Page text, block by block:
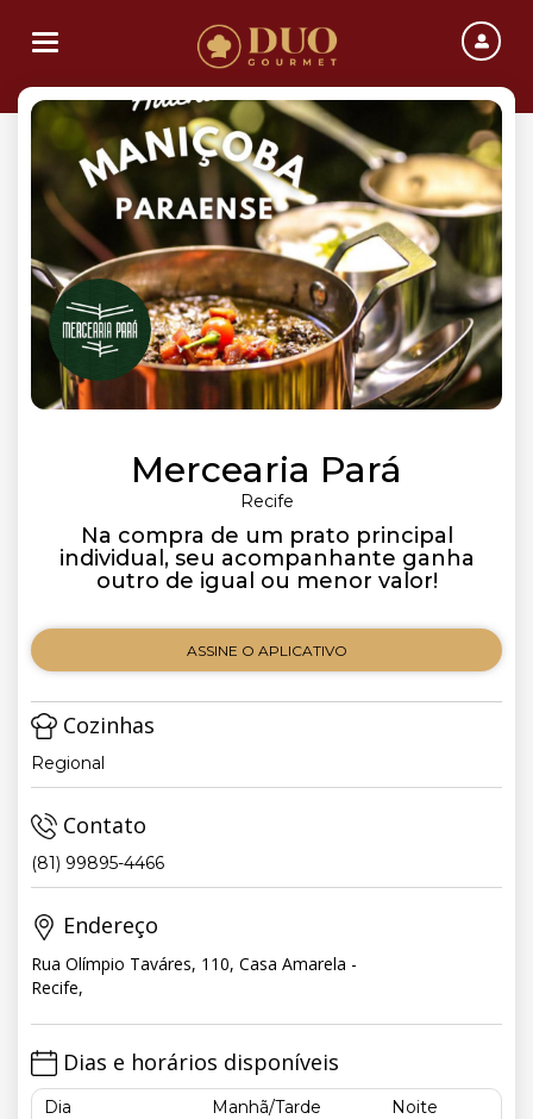
Toggle navigation
Mercearia Pará
Recife
Na compra de um prato principal
individual, seu acompanhante ganha
outro de igual ou menor valor!
ASSINE O APLICATIVO
Cozinhas
Regional
Contato
(81) 99895-4466
Endereço
Rua Olímpio Taváres, 110, Casa Amarela -
Recife,
Dias e horários disponíveis
Dia Manhã/Tarde
Noite